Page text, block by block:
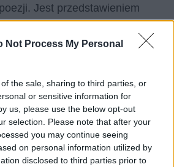
Not Process My Personal
the sale, sharing to third parties, or
or sensitive information for
us, please use the below opt-out
selection. Please note that after your
you may continue seeing
on personal information utilized by
disclosed to third parties prior to
Jest przedstawieniem
kierował się autor w
Wiersz przekazuje odbiorcom
jest sztuka poetycka, jak ją
Wojną Światową, kiedy poeta
ukształtowanym twórcą. Tym
że „Ars poetica” jest
w którym Staff podkreśla
klasycystycznej.